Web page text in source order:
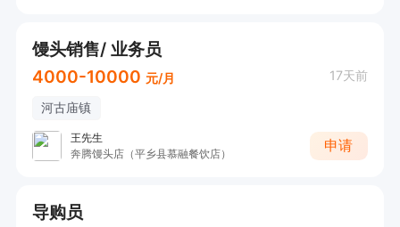
馒头销售/ 业务员
4000-10000 元/月 17天前
河古庙镇
王先生
奔腾馒头店（平乡县慕融餐饮店）
申请
导购员